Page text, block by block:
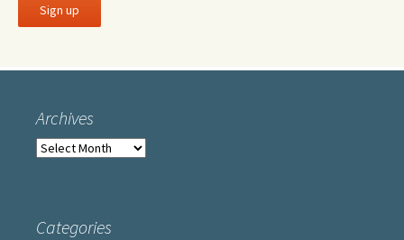
Archives
Archives
Categories